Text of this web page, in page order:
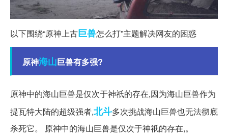
以下围绕“原神上古巨兽怎么打”主题解决网友的困惑
原神海山巨兽有多强?
原神中的海山巨兽是仅次于神祇的存在,因为海山巨兽作为
提瓦特大陆的超级强者,北斗多次挑战海山巨兽也无法彻底
杀死它。 原神中的海山巨兽是仅次于神祇的存在,。